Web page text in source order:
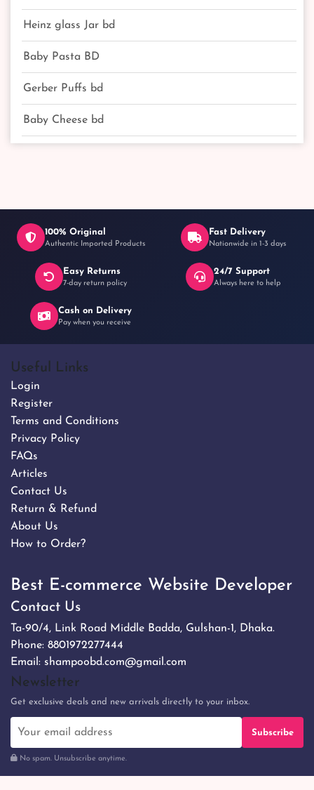
Heinz glass Jar bd
Baby Pasta BD
Gerber Puffs bd
Baby Cheese bd
100% Original
Authentic Imported Products
Fast Delivery
Nationwide in 1-3 days
Easy Returns
7-day return policy
24/7 Support
Always here to help
Cash on Delivery
Pay when you receive
Useful Links
Login
Register
Terms and Conditions
Privacy Policy
FAQs
Articles
Contact Us
Return & Refund
About Us
How to Order?
Best E-commerce Website Developer
Contact Us
Ta-90/4, Link Road Middle Badda, Gulshan-1, Dhaka.
Phone: 8801972277444
Email: shampoobd.com@gmail.com
Newsletter
Get exclusive deals and new arrivals directly to your inbox.
Subscribe
No spam. Unsubscribe anytime.